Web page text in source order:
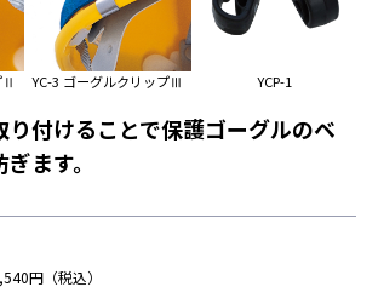
Ⅱ YC-3 ゴーグルクリップⅢ YCP-1
り付けることで保護ゴーグルのベ
ます。
円（税込）